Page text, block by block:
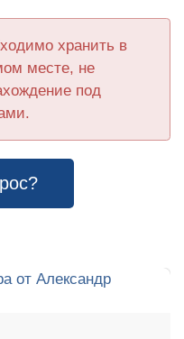
хранить в
месте, не
под